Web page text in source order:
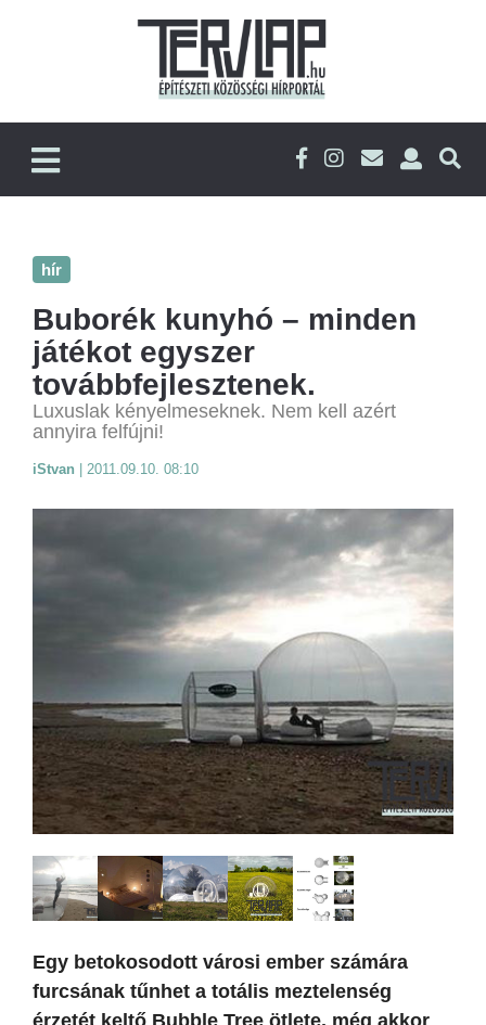
hír
Buborék kunyhó – minden
játékot egyszer
továbbfejlesztenek.
Luxuslak kényelmeseknek. Nem kell azért
annyira felfújni!
iStvan 2011.09.10. 08:10
Egy betokosodott városi ember számára
furcsának tűnhet a totális meztelenség
érzetét keltő Bubble Tree ötlete, még akkor